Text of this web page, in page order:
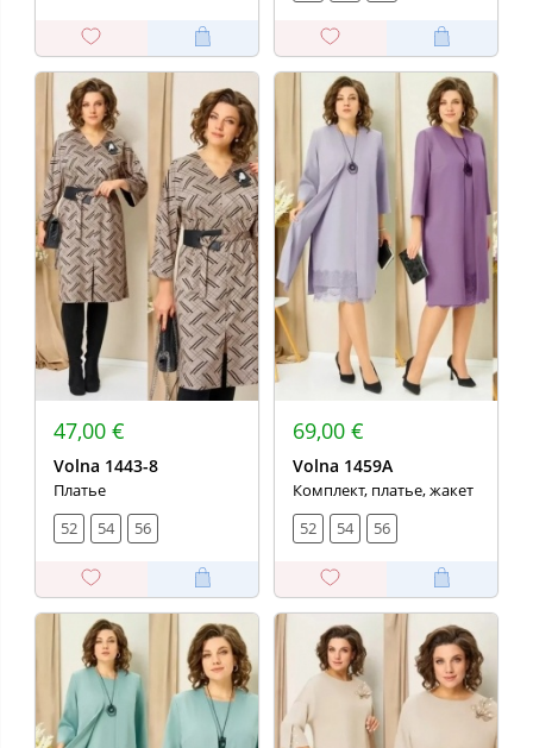
47,00 €
Volna 1443-8
Платье
52
54 56
69,00 €
Volna 1459А
Комплект, платье, жакет
52
54 56